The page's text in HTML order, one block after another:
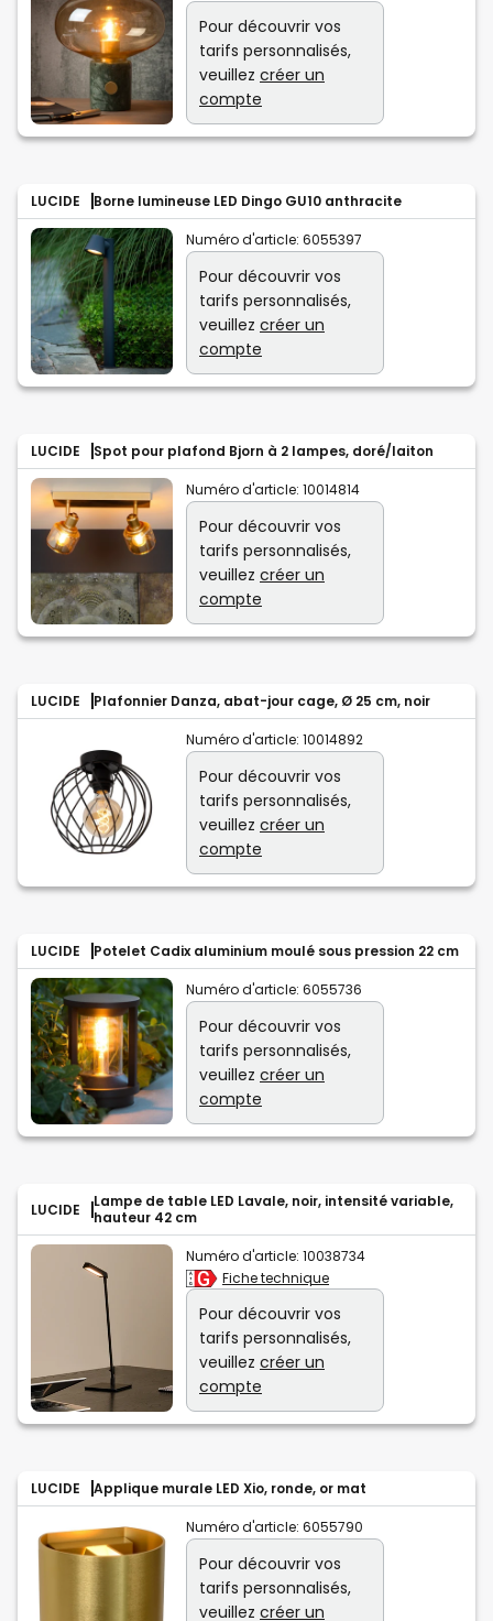
Pour découvrir vos
tarifs personnalisés,
veuillez créer un
compte
LUCIDE Borne lumineuse LED Dingo GU10 anthracite
Numéro d'article: 6055397
Pour découvrir vos
tarifs personnalisés,
veuillez créer un
compte
LUCIDE Spot pour plafond Bjorn à 2 lampes, doré/laiton
Numéro d'article: 10014814
Pour découvrir vos
tarifs personnalisés,
veuillez créer un
compte
LUCIDE Plafonnier Danza, abat-jour cage, Ø 25 cm, noir
Numéro d'article: 10014892
Pour découvrir vos
tarifs personnalisés,
veuillez créer un
compte
LUCIDE Potelet Cadix aluminium moulé sous pression 22 cm
Numéro d'article: 6055736
Pour découvrir vos
tarifs personnalisés,
veuillez créer un
compte
LUCIDE
Lampe de table LED Lavale, noir, intensité variable,
hauteur 42 cm
Numéro d'article: 10038734
Fiche technique
Pour découvrir vos
tarifs personnalisés,
veuillez créer un
compte
LUCIDE Applique murale LED Xio, ronde, or mat
Numéro d'article: 6055790
Pour découvrir vos
tarifs personnalisés,
veuillez créer un